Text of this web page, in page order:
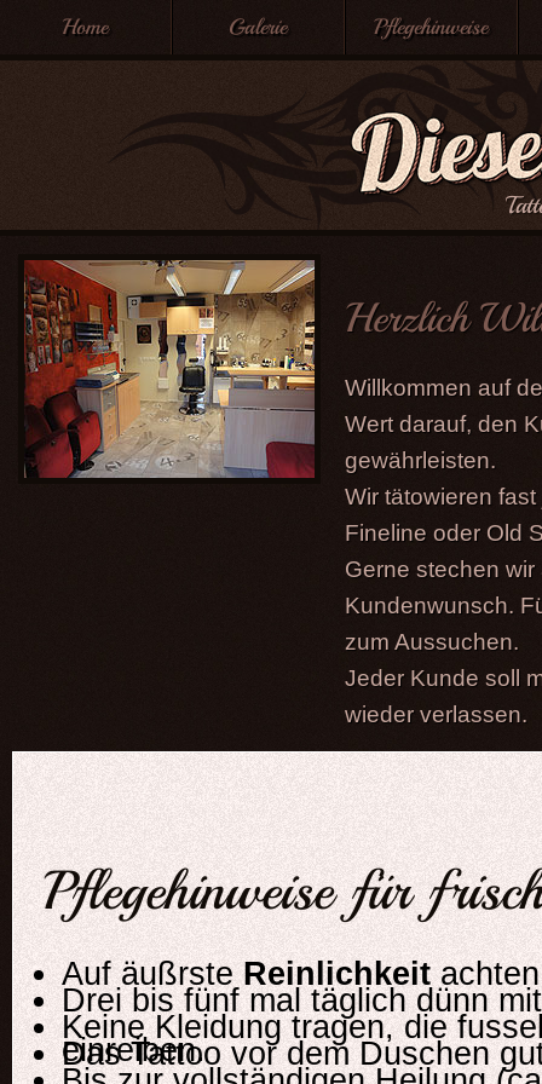
Home Galerie Pflegehinweise
Herzlich
Willkommen auf
Wert darauf, den
gewährleisten.
Wir tätowieren
Fineline oder Old
Gerne stechen
Kundenwunsch.
zum Aussuchen.
Jeder Kunde soll
wieder verlassen.
Pflegehinweise für
Auf äußrste Reinlichkeitachten
Drei bis fünf mal täglich dünn
einreiben.
Keine Kleidung tragen, die
Das Tattoo vor dem Duschen